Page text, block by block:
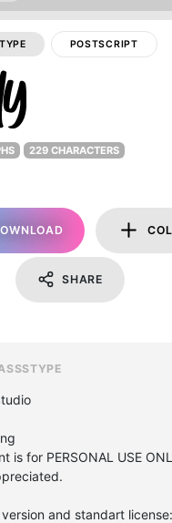
POSTSCRIPT
229 CHARACTERS
SHARE
is for PERSONAL USE
and standart license: